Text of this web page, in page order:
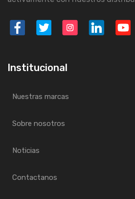
Institucional
Nuestras marcas
Sobre nosotros
Noticias
Contactanos